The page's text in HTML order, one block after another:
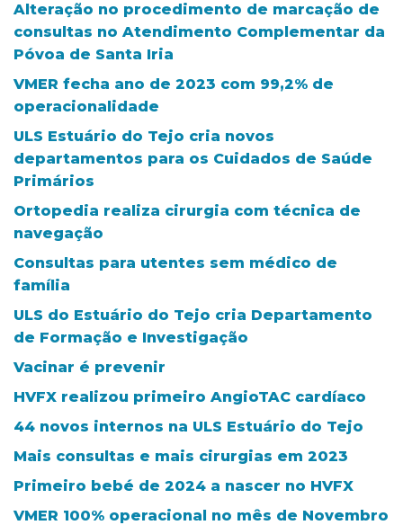
Alteração no procedimento de marcação de
consultas no Atendimento Complementar da
Póvoa de Santa Iria
VMER fecha ano de 2023 com 99,2% de
operacionalidade
ULS Estuário do Tejo cria novos
departamentos para os Cuidados de Saúde
Primários
Ortopedia realiza cirurgia com técnica de
navegação
Consultas para utentes sem médico de
família
ULS do Estuário do Tejo cria Departamento
de Formação e Investigação
Vacinar é prevenir
HVFX realizou primeiro AngioTAC cardíaco
44 novos internos na ULS Estuário do Tejo
Mais consultas e mais cirurgias em 2023
Primeiro bebé de 2024 a nascer no HVFX
VMER 100% operacional no mês de Novembro